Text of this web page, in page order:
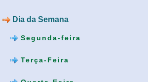
Dia da Semana
Segunda-feira
Terça-Feira